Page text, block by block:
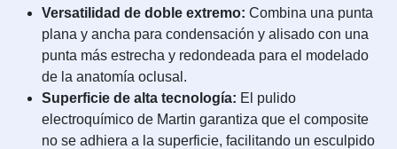
Versatilidad de doble extremo: Combina una punta
plana y ancha para condensación y alisado con una
punta más estrecha y redondeada para el modelado
de la anatomía oclusal.
Superficie de alta tecnología: El pulido
electroquímico de Martin garantiza que el composite
no se adhiera a la superficie, facilitando un esculpido